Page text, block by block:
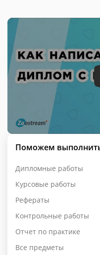
Поможем
Дипломные работы
Курсовые работы
Рефераты
Контрольные работы
Отчет по практике
Все предметы